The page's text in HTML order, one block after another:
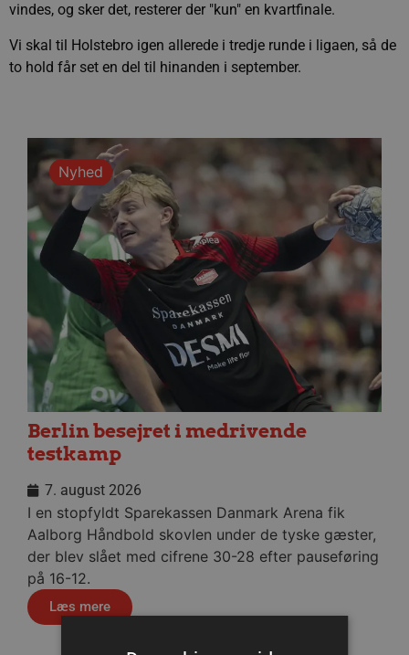
vindes, og sker det, resterer der "kun" en kvartfinale.
Vi skal til Holstebro igen allerede i tredje runde i ligaen, så de
to hold får set en del til hinanden i september.
Nyhed
Berlin besejret i medrivende
testkamp
7. august 2026
I en stopfyldt Sparekassen Danmark Arena fik
Aalborg Håndbold skovlen under de tyske gæster,
der blev slået med cifrene 30-28 efter pauseføring
på 16-12.
Læs mere